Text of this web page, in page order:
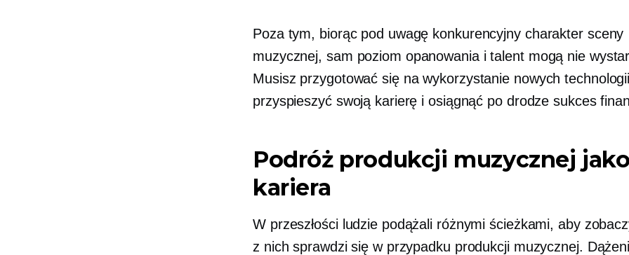
Poza tym, biorąc pod uwagę konkurencyjny charakter sceny
muzycznej, sam poziom opanowania i talent mogą nie
Musisz przygotować się na wykorzystanie nowych
przyspieszyć swoją karierę i osiągnąć po drodze sukces
Podróż produkcji muzycznej jako
kariera
W przeszłości ludzie podążali różnymi ścieżkami, aby
z nich sprawdzi się w przypadku produkcji muzycznej.